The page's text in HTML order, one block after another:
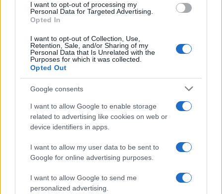
I want to opt-out of processing my
Personal Data for Targeted Advertising.
Opted In
I want to opt-out of Collection, Use,
Retention, Sale, and/or Sharing of my
Personal Data that Is Unrelated with the
Purposes for which it was collected.
Opted Out
Google consents
I want to allow Google to enable storage
related to advertising like cookies on web or
device identifiers in apps.
I want to allow my user data to be sent to
Google for online advertising purposes.
I want to allow Google to send me
personalized advertising.